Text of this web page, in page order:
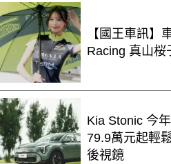
【國王車訊】
Racing 真山桜
Kia Stonic 今
79.9萬元起輕
後視鏡